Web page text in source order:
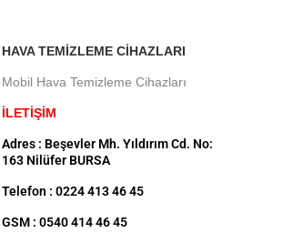
HAVA TEMIZLEME CIHAZLARI
Mobil Hava Temizleme Cihazları
İLETİŞİM
Adres : Beşevler Mh. Yıldırım Cd. No:
163 Nilüfer BURSA
Telefon : 0224 413 46 45
GSM : 0540 414 46 45